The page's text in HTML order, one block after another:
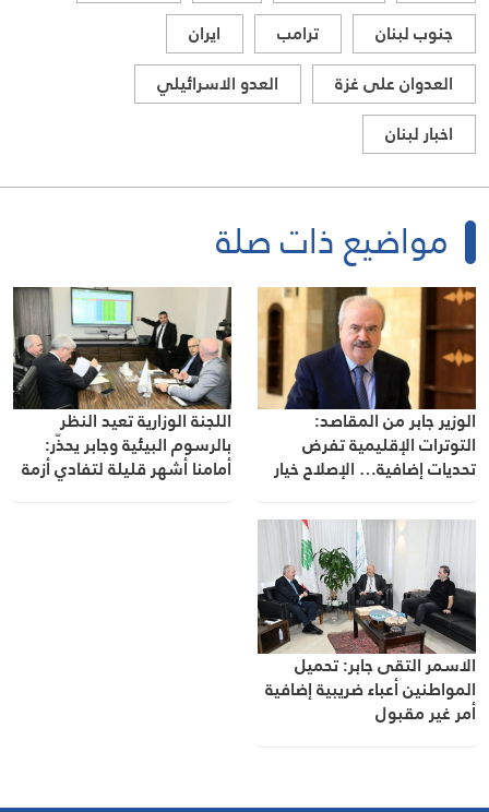
جنوب لبنان
ترامب
ايران
العدوان على غزة
العدو الاسرائيلي
اخبار لبنان
مواضيع ذات صلة
الوزير جابر من المقاصد:
التوترات الإقليمية تفرض
تحديات إضافية… الإصلاح خيار
التأجيل
اللجنة الوزارية تعيد النظر
بالرسوم البيئية وجابر يحذّر:
أمامنا أشهر قليلة لتفادي أزمة
الاسمر التقى جابر: تحميل
المواطنين أعباء ضريبية إضافية
أمر غير مقبول